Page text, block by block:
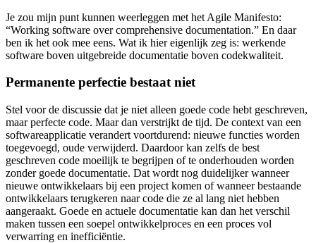
Je zou mijn punt kunnen weerleggen met het Agile Manifesto:
“Working software over comprehensive documentation.” En daar
ben ik het ook mee eens. Wat ik hier eigenlijk zeg is: werkende
software boven uitgebreide documentatie boven codekwaliteit.
Permanente perfectie bestaat niet
Stel voor de discussie dat je niet alleen goede code hebt geschreven,
maar perfecte code. Maar dan verstrijkt de tijd. De context van een
softwareapplicatie verandert voortdurend: nieuwe functies worden
toegevoegd, oude verwijderd. Daardoor kan zelfs de best
geschreven code moeilijk te begrijpen of te onderhouden worden
zonder goede documentatie. Dat wordt nog duidelijker wanneer
nieuwe ontwikkelaars bij een project komen of wanneer bestaande
ontwikkelaars terugkeren naar code die ze al lang niet hebben
aangeraakt. Goede en actuele documentatie kan dan het verschil
maken tussen een soepel ontwikkelproces en een proces vol
verwarring en inefficiëntie.